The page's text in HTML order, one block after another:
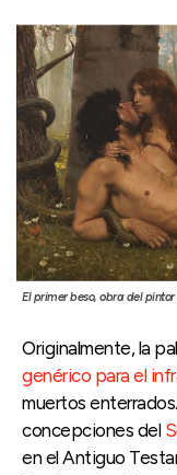
El primer beso, obra del
Originalmente, la
genérico para el
muertos
concepciones del
en el Antiguo